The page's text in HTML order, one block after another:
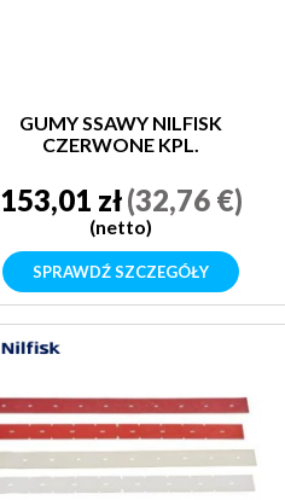
GUMY SSAWY NILFISK
CZERWONE KPL.
153,01 zł(32,76 €)
(netto)
SPRAWDŹ SZCZEGÓŁY